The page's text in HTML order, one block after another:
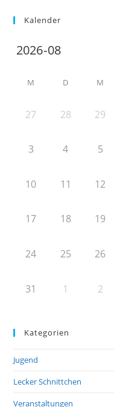
Kalender
M D M
27 28 29
3 4 5
10 11 12
17 18 19
24 25 26
31 1 2
Kategorien
Jugend
Lecker Schnittchen
Veranstaltungen